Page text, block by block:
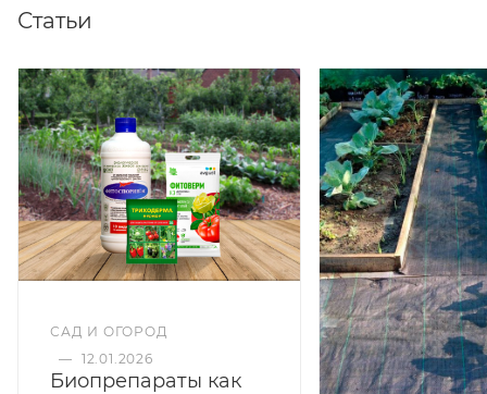
зелени и небольшим овощам круглый год!
Статьи
САД И ОГОРОД
— 12.01.2026
Биопрепараты как